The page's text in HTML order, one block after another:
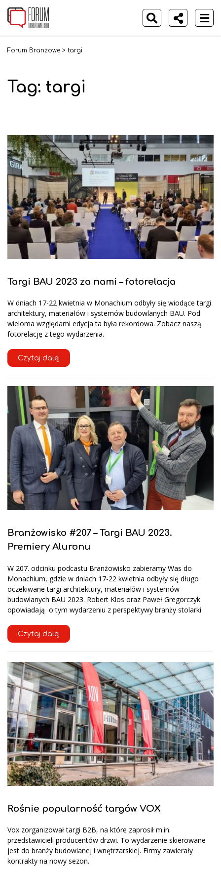
Forum Branżowe > targi
Tag: targi
Targi BAU 2023 za nami – fotorelacja
W dniach 17-22 kwietnia w Monachium odbyły się wiodące targi
architektury, materiałów i systemów budowlanych BAU. Pod
wieloma względami edycja ta była rekordowa. Zobacz naszą
fotorelację z tego wydarzenia.
Czytaj dalej
Branżowisko #207 – Targi BAU 2023.
Premiery Aluronu
W 207. odcinku podcastu Branżowisko zabieramy Was do
Monachium, gdzie w dniach 17-22 kwietnia odbyły się długo
oczekiwane targi architektury, materiałów i systemów
budowlanych BAU 2023. Robert Klos oraz Paweł Gregorczyk
opowiadają o tym wydarzeniu z perspektywy branży stolarki
Czytaj dalej
Rośnie popularność targów VOX
Vox zorganizował targi B2B, na które zaprosił m.in.
przedstawicieli producentów drzwi. To wydarzenie skierowane
jest do branży budowlanej i wnętrzarskiej. Firmy zawierały
kontrakty na nowy sezon.